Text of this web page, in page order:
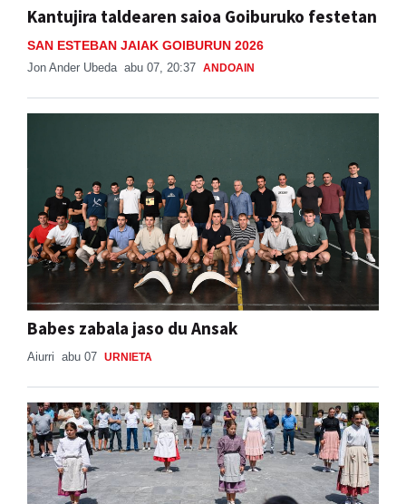
Kantujira taldearen saioa Goiburuko festetan
SAN ESTEBAN JAIAK GOIBURUN 2026
Jon Ander Ubeda abu 07, 20:37 ANDOAIN
Babes zabala jaso du Ansak
Aiurri abu 07 URNIETA